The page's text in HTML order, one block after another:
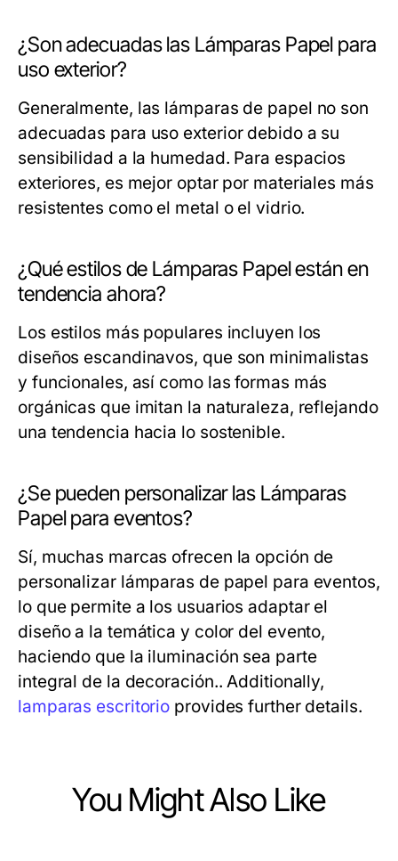
¿Son adecuadas las Lámparas Papel para
uso exterior?
Generalmente, las lámparas de papel no son
adecuadas para uso exterior debido a su
sensibilidad a la humedad. Para espacios
exteriores, es mejor optar por materiales más
resistentes como el metal o el vidrio.
¿Qué estilos de Lámparas Papel están en
tendencia ahora?
Los estilos más populares incluyen los
diseños escandinavos, que son minimalistas
y funcionales, así como las formas más
orgánicas que imitan la naturaleza, reflejando
una tendencia hacia lo sostenible.
¿Se pueden personalizar las Lámparas
Papel para eventos?
Sí, muchas marcas ofrecen la opción de
personalizar lámparas de papel para eventos,
lo que permite a los usuarios adaptar el
diseño a la temática y color del evento,
haciendo que la iluminación sea parte
integral de la decoración.. Additionally,
lamparas escritorio provides further details.
You Might Also Like